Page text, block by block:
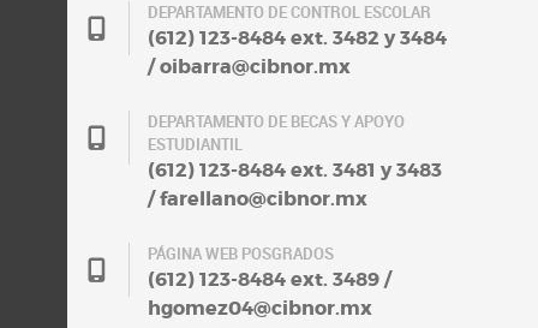
DEPARTAMENTO DE CONTROL ESCOLAR
(612) 123-8484 ext. 3482 y 3484
/ oibarra@cibnor.mx
DEPARTAMENTO DE BECAS Y APOYO
ESTUDIANTIL
(612) 123-8484 ext. 3481 y 3483
/ farellano@cibnor.mx
PÁGINA WEB POSGRADOS
(612) 123-8484 ext. 3489 /
hgomez04@cibnor.mx